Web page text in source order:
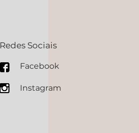
Redes Sociais
Facebook
Instagram